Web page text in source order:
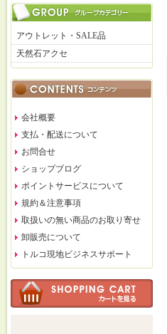
アウトレット・SALE品
天然石アクセ
会社概要
支払・配送について
お問合せ
ショップブログ
ポイントサービスについて
規約＆注意事項
取扱いの無い商品のお取り寄せ
卸販売について
トルコ現地ビジネスサポート